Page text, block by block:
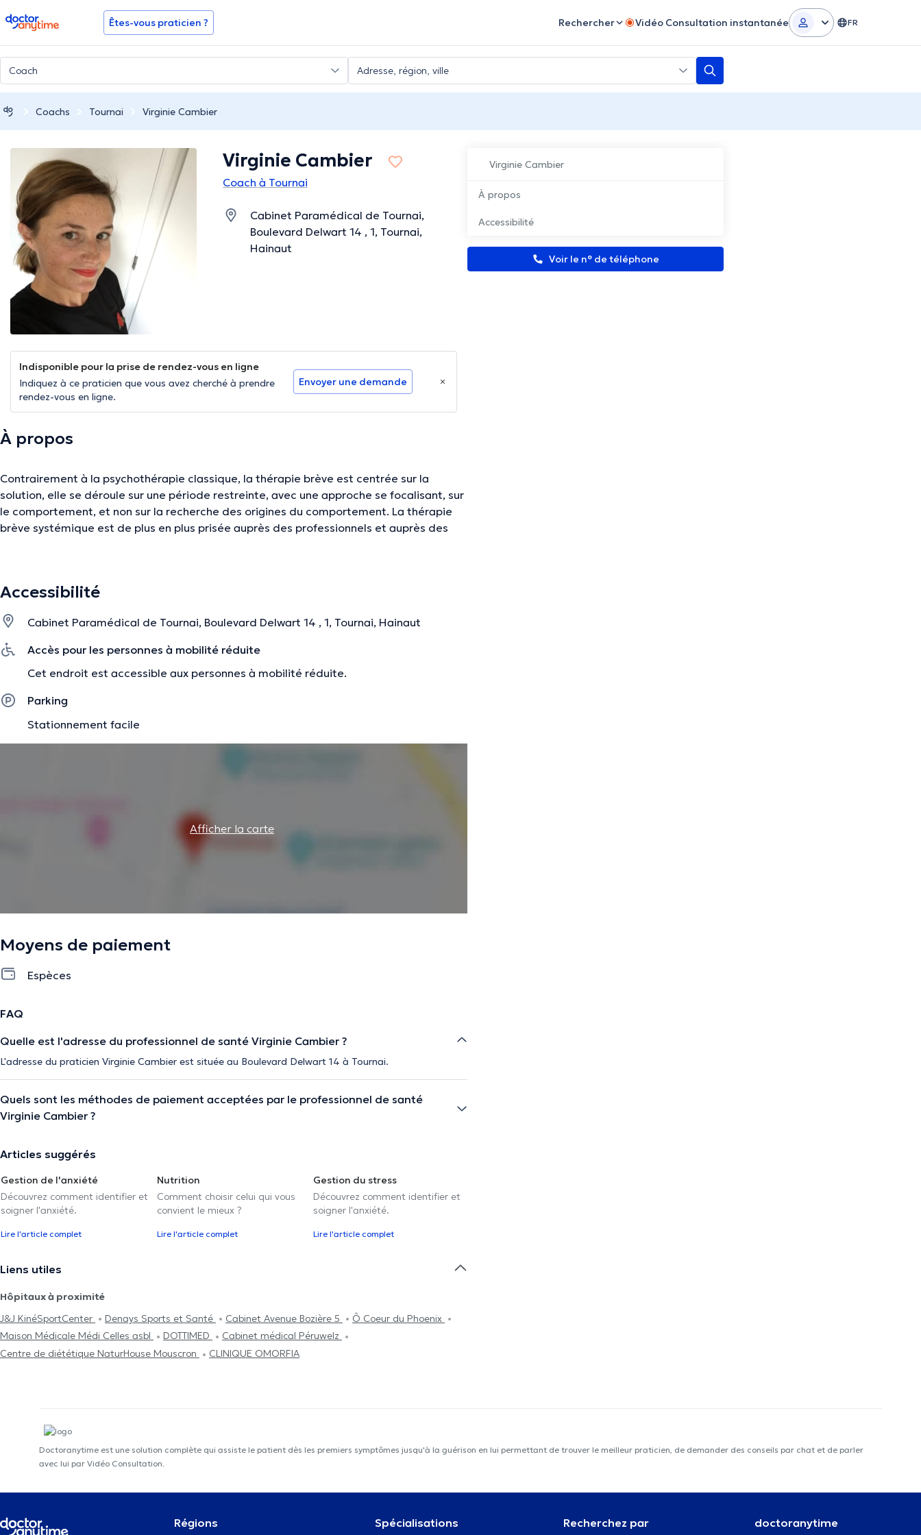
doctoranytime Êtes-vous praticien ? Rechercher Vidéo Consultation instantanée FR
Coachs Tournai Virginie Cambier
Virginie Cambier
À propos
Accessibilité
Voir le n° de téléphone
Virginie Cambier
Coach à Tournai
Cabinet Paramédical de Tournai,
Boulevard Delwart 14 , 1, Tournai,
Hainaut
Indisponible pour la prise de rendez-vous en ligne
Indiquez à ce praticien que vous avez cherché à prendre
rendez-vous en ligne.
Envoyer une demande
À propos
Contrairement à la psychothérapie classique, la thérapie brève est centrée sur la
solution, elle se déroule sur une période restreinte, avec une approche se focalisant, sur
le comportement, et non sur la recherche des origines du comportement. La thérapie
brève systémique est de plus en plus prisée auprès des professionnels et auprès des
La description a été éditée par l'équipe de Doctoranytime et se base sur des informations vérifiées.
Accessibilité
Cabinet Paramédical de Tournai, Boulevard Delwart 14 , 1, Tournai, Hainaut
Accès pour les personnes à mobilité réduite
Cet endroit est accessible aux personnes à mobilité réduite.
Parking
Stationnement facile
Afficher la carte
Moyens de paiement
Espèces
FAQ
Quelle est l'adresse du professionnel de santé Virginie Cambier ?
L'adresse du praticien Virginie Cambier est située au Boulevard Delwart 14 à Tournai.
Quels sont les méthodes de paiement acceptées par le professionnel de santé
Virginie Cambier ?
Articles suggérés
Gestion de l'anxiété
Découvrez comment identifier et
soigner l'anxiété.
Lire l'article complet
Nutrition
Comment choisir celui qui vous
convient le mieux ?
Lire l'article complet
Gestion du stress
Découvrez comment identifier et
soigner l'anxiété.
Lire l'article complet
Liens utiles
Hôpitaux à proximité
J&J KinéSportCenter
Denays Sports et Santé Cabinet Avenue Bozière 5
Ô Coeur du Phoenix
Maison Médicale Médi Celles asbl
DOTTIMED
Cabinet médical Péruwelz
Centre de diététique NaturHouse Mouscron
CLINIQUE OMORFIA
Doctoranytime est une solution complète qui assiste le patient dès les premiers symptômes jusqu'à la guérison en lui permettant de trouver le meilleur praticien, de demander des conseils par chat et de parler
avec lui par Vidéo Consultation.
Régions Spécialisations Recherchez par doctoranytime